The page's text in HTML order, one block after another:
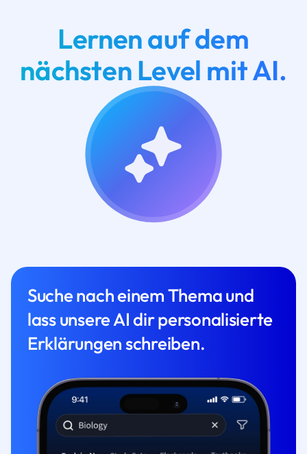
Lernen auf dem
nächsten Level mit AI.
Suche nach einem Thema und
lass unsere AI dir personalisierte
Erklärungen schreiben.